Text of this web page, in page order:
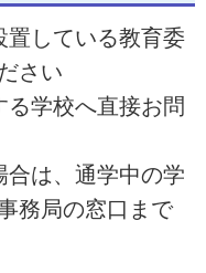
置している教育委
さい
学校へ直接お問
合は、通学中の学
務局の窓口まで